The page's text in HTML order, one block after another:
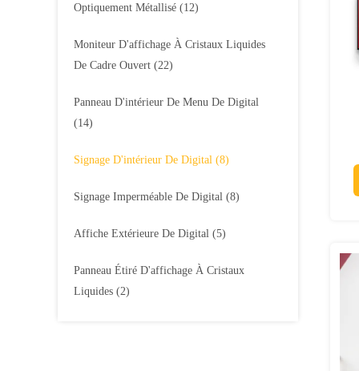
Optiquement Métallisé (12)
Moniteur D'affichage À Cristaux Liquides
De Cadre Ouvert (22)
Panneau D'intérieur De Menu De Digital
(14)
Signage D'intérieur De Digital (8)
Signage Imperméable De Digital (8)
Affiche Extérieure De Digital (5)
Panneau Étiré D'affichage À Cristaux
Liquides (2)